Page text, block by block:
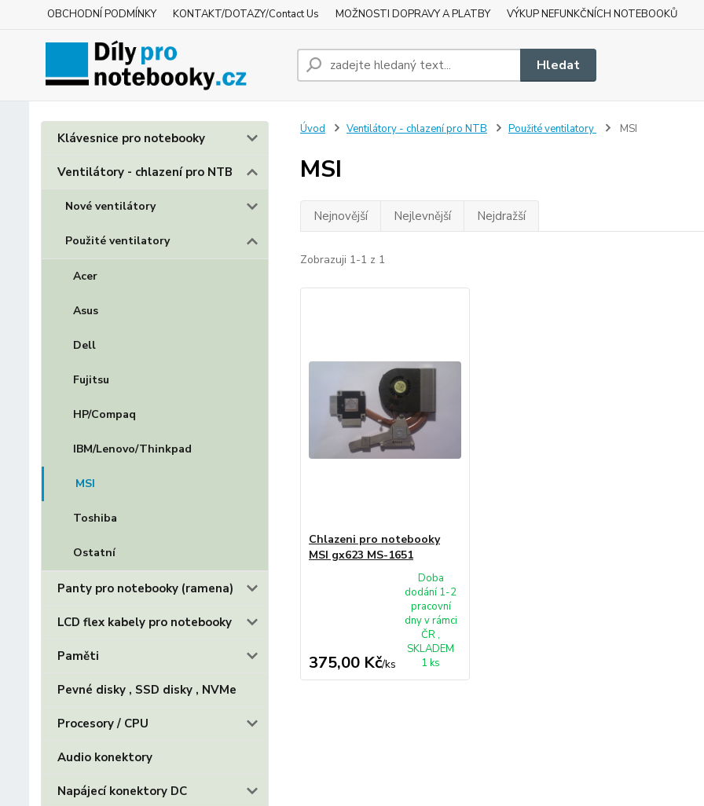
OBCHODNÍ PODMÍNKY KONTAKT/DOTAZY/Contact Us MOŽNOSTI DOPRAVY A PLATBY VÝKUP NEFUNKČNÍCH NOTEBOOKŮ
Hledat
Klávesnice pro notebooky
Ventilátory - chlazení pro NTB
Nové ventilátory
Použité ventilatory
Acer
Asus
Dell
Fujitsu
HP/Compaq
IBM/Lenovo/Thinkpad
MSI
Toshiba
Ostatní
Panty pro notebooky (ramena)
LCD flex kabely pro notebooky
Paměti
Pevné disky , SSD disky , NVMe
Procesory / CPU
Audio konektory
Napájecí konektory DC
Úvod Ventilátory - chlazení pro NTB Použité ventilatory MSI
MSI
Nejnovější Nejlevnější Nejdražší
Zobrazuji 1-1 z 1
Chlazeni pro notebooky
MSI gx623 MS-1651
375,00 Kč/ks
Doba
dodání 1-2
pracovní
dny v rámci
ČR ,
SKLADEM
1 ks